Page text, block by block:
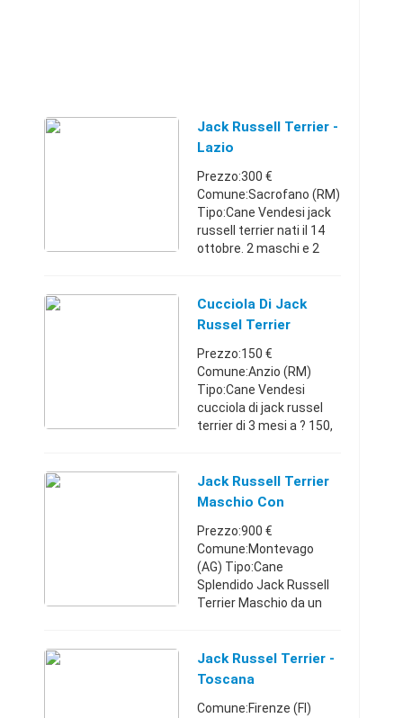
Jack Russell Terrier -
Lazio
Prezzo:300 €
Comune:Sacrofano (RM)
Tipo:Cane Vendesi jack
russell terrier nati il 14
ottobre. 2 maschi e 2
(compreso di libretto
sanitario) e sverminati.
Cucciola Di Jack
Russel Terrier
Prezzo:150 €
Comune:Anzio (RM)
Tipo:Cane Vendesi
cucciola di jack russel
terrier di 3 mesi a ? 150,
madre che il padre .
Astenersi perditempo o
Jack Russell Terrier
Maschio Con
Pedigree ROI
Prezzo:900 €
Comune:Montevago
(AG) Tipo:Cane
Splendido Jack Russell
Terrier Maschio da un
genitori con Pedigree
ROI di alta genealogia.
Jack Russel Terrier -
Toscana
Comune:Firenze (FI)